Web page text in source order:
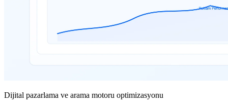
Dijital pazarlama ve arama motoru optimizasyonu